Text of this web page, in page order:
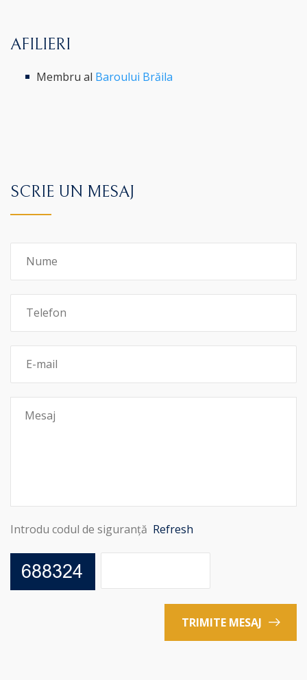
AFILIERI
Membru al Baroului Brăila
SCRIE UN MESAJ
Introdu codul de siguranță Refresh
TRIMITE MESAJ